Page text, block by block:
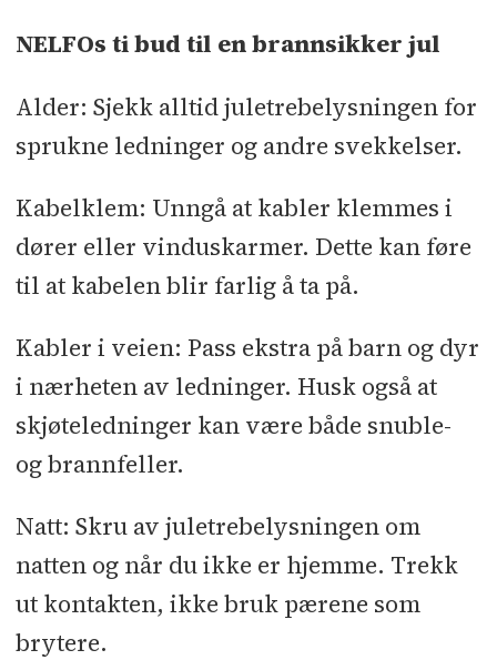
NELFOs ti bud til en brannsikker jul
Alder: Sjekk alltid juletrebelysningen for
sprukne ledninger og andre svekkelser.
Kabelklem: Unngå at kabler klemmes i
dører eller vinduskarmer. Dette kan føre
til at kabelen blir farlig å ta på.
Kabler i veien: Pass ekstra på barn og dyr
i nærheten av ledninger. Husk også at
skjøteledninger kan være både snuble-
og brannfeller.
Natt: Skru av juletrebelysningen om
natten og når du ikke er hjemme. Trekk
ut kontakten, ikke bruk pærene som
brytere.